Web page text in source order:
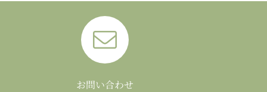
お問い合わせ